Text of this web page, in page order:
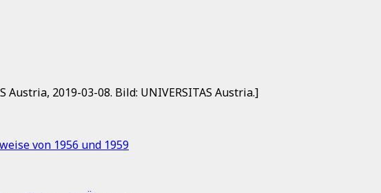
Austria, 2019-03-08. Bild: UNIVERSITAS Austria.]
von 1956 und 1959